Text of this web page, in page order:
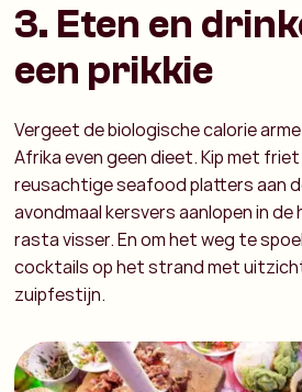
3. Eten en
een prikkie
Vergeet de biologische calorie
Afrika even geen dieet. Kip met
reusachtige seafood platters aan
avondmaal kersvers aanlopen in de
rasta visser. En om het weg te
cocktails op het strand met
zuipfestijn.